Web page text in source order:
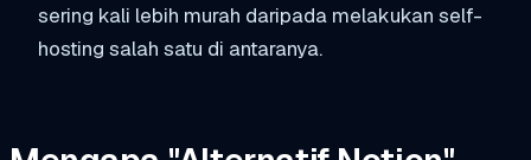
sering kali lebih murah daripada melakukan self-
hosting salah satu di antaranya.